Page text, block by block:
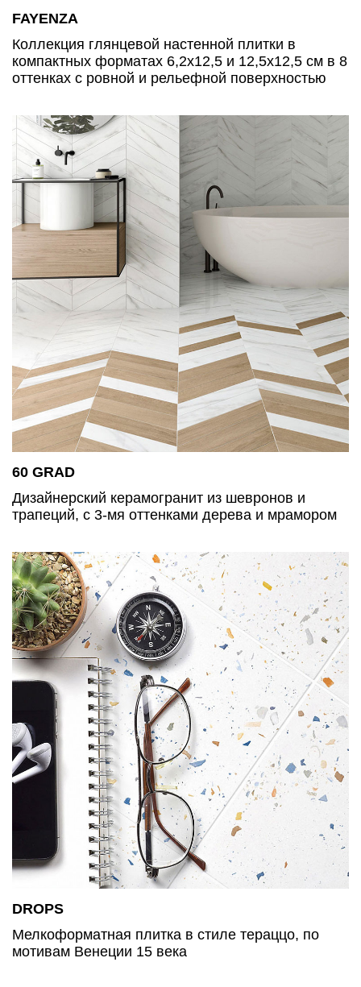
FAYENZA
Коллекция глянцевой настенной плитки в
компактных форматах 6,2х12,5 и 12,5х12,5 см в 8
оттенках с ровной и рельефной поверхностью
60 GRAD
Дизайнерский керамогранит из шевронов и
трапеций, с 3-мя оттенками дерева и мрамором
DROPS
Мелкоформатная плитка в стиле тераццо, по
мотивам Венеции 15 века